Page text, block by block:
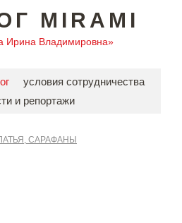
MIRAMI
Ирина Владимировна»
условия сотрудничества
и репортажи
САРАФАНЫ